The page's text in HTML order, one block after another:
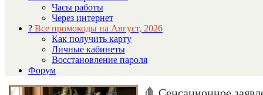
Часы работы
Через интернет
? Все промокоды на Август, 2026
Как получить карту
Личные кабинеты
Восстановление пароля
Форум